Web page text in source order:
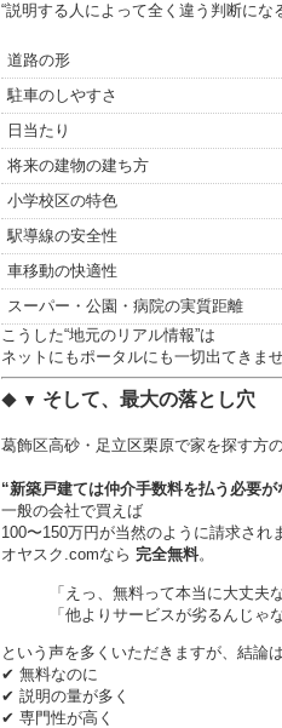
“説明する人によって全く違う判断にな
道路の形
駐車のしやすさ
日当たり
将来の建物の建ち方
小学校区の特色
駅導線の安全性
車移動の快適性
スーパー・公園・病院の実質距離
こうした“地元のリアル情報”は
ネットにもポータルにも一切出てきませ
◆ ▼ そして、最大の落とし穴
葛飾区高砂・足立区栗原で家を探す方
“新築戸建ては仲介手数料を払う必要が
一般の会社で買えば
100〜150万円が当然のように請求され
オヤスク.comなら 完全無料。
「えっ、無料って本当に大丈夫
「他よりサービスが劣るんじゃ
という声を多くいただきますが、結論は
✔ 無料なのに
✔ 説明の量が多く
✔ 専門性が高く